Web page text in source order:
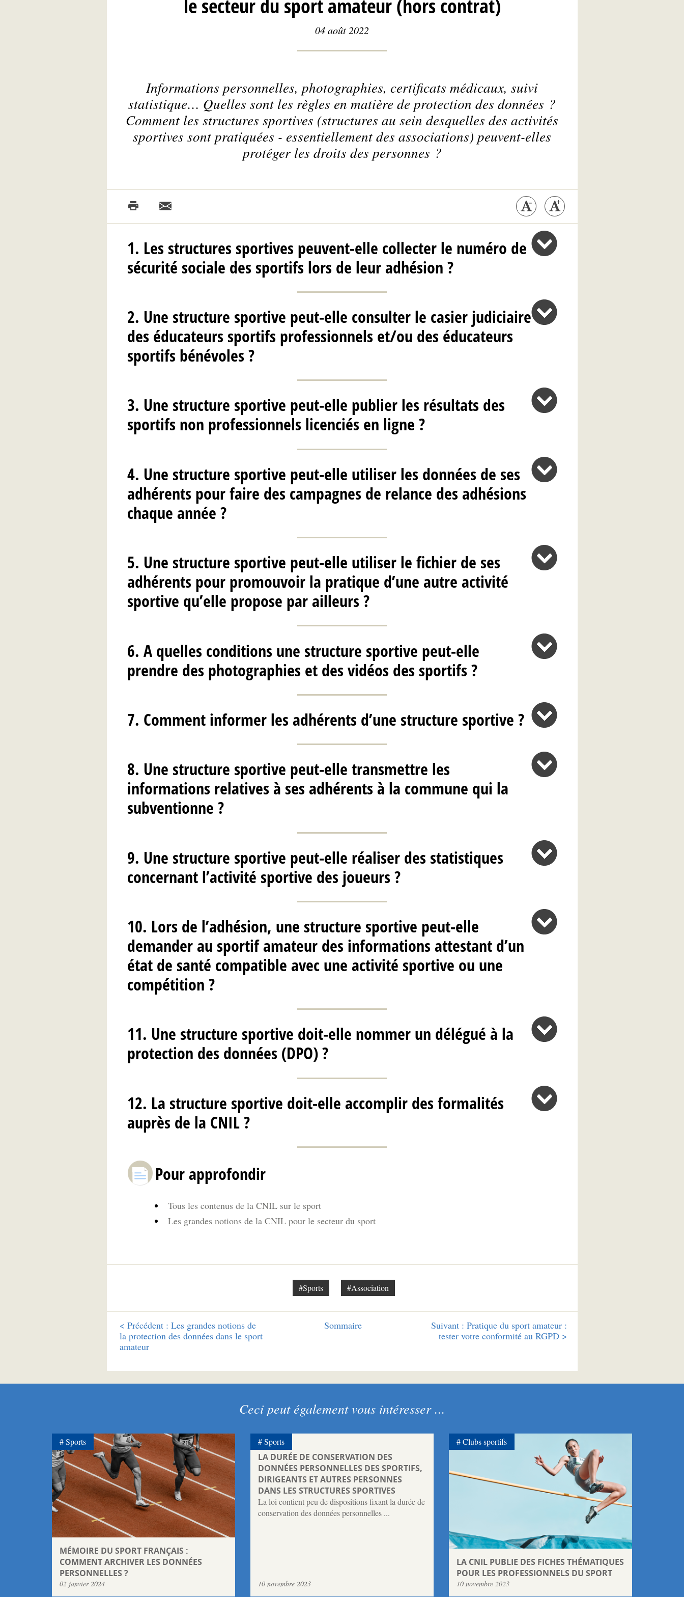
le secteur du sport amateur (hors contrat)
04 août 2022
Informations personnelles, photographies, certificats médicaux, suivi
statistique… Quelles sont les règles en matière de protection des données ?
Comment les structures sportives (structures au sein desquelles des activités
sportives sont pratiquées - essentiellement des associations) peuvent-elles
protéger les droits des personnes ?
1. Les structures sportives peuvent-elle collecter le numéro de
sécurité sociale des sportifs lors de leur adhésion ?
2. Une structure sportive peut-elle consulter le casier judiciaire
des éducateurs sportifs professionnels et/ou des éducateurs
sportifs bénévoles ?
3. Une structure sportive peut-elle publier les résultats des
sportifs non professionnels licenciés en ligne ?
4. Une structure sportive peut-elle utiliser les données de ses
adhérents pour faire des campagnes de relance des adhésions
chaque année ?
5. Une structure sportive peut-elle utiliser le fichier de ses
adhérents pour promouvoir la pratique d’une autre activité
sportive qu’elle propose par ailleurs ?
6. A quelles conditions une structure sportive peut-elle
prendre des photographies et des vidéos des sportifs ?
7. Comment informer les adhérents d’une structure sportive ?
8. Une structure sportive peut-elle transmettre les
informations relatives à ses adhérents à la commune qui la
subventionne ?
9. Une structure sportive peut-elle réaliser des statistiques
concernant l’activité sportive des joueurs ?
10. Lors de l’adhésion, une structure sportive peut-elle
demander au sportif amateur des informations attestant d’un
état de santé compatible avec une activité sportive ou une
compétition ?
11. Une structure sportive doit-elle nommer un délégué à la
protection des données (DPO) ?
12. La structure sportive doit-elle accomplir des formalités
auprès de la CNIL ?
Pour approfondir
Tous les contenus de la CNIL sur le sport
Les grandes notions de la CNIL pour le secteur du sport
#Sports #Association
< Précédent : Les grandes notions de
la protection des données dans le sport
amateur
Sommaire Suivant : Pratique du sport amateur :
tester votre conformité au RGPD >
Ceci peut également vous intéresser ...
MÉMOIRE DU SPORT FRANÇAIS :
COMMENT ARCHIVER LES DONNÉES
PERSONNELLES ?
02 janvier 2024
Sports
LA DURÉE DE CONSERVATION DES
DONNÉES PERSONNELLES DES SPORTIFS,
DIRIGEANTS ET AUTRES PERSONNES
DANS LES STRUCTURES SPORTIVES
La loi contient peu de dispositions fixant la durée de
conservation des données personnelles ...
10 novembre 2023
Sports
LA CNIL PUBLIE DES FICHES THÉMATIQUES
POUR LES PROFESSIONNELS DU SPORT
10 novembre 2023
Clubs sportifs